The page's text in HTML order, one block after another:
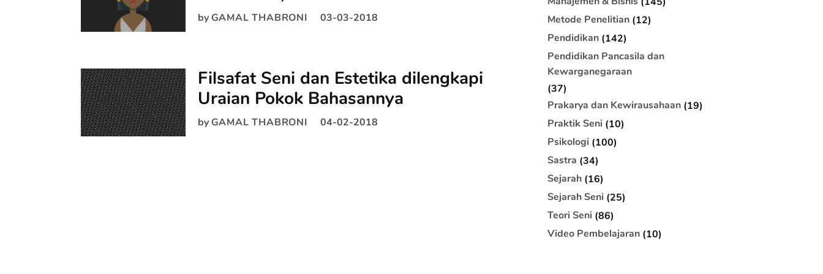
by GAMAL THABRONI 03-03-2018
Filsafat Seni dan Estetika dilengkapi
Uraian Pokok Bahasannya
by GAMAL THABRONI 04-02-2018
Metode Penelitian (12)
Pendidikan (142)
Pendidikan Pancasila dan
Kewarganegaraan
(37)
Prakarya dan Kewirausahaan (19)
Praktik Seni (10)
Psikologi (100)
Sastra (34)
Sejarah (16)
Sejarah Seni (25)
Teori Seni (86)
Video Pembelajaran (10)